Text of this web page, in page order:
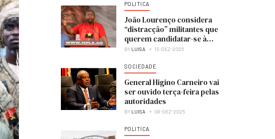
POLITICA
João Lourenço considera
“distracção” militantes que
querem candidatar-se à
liderança do MPLA
BY LUISA 13-DEZ-2025
SOCIEDADE
General Higino Carneiro vai
ser ouvido terça-feira pelas
autoridades
BY LUISA 08-DEZ-2025
POLITICA